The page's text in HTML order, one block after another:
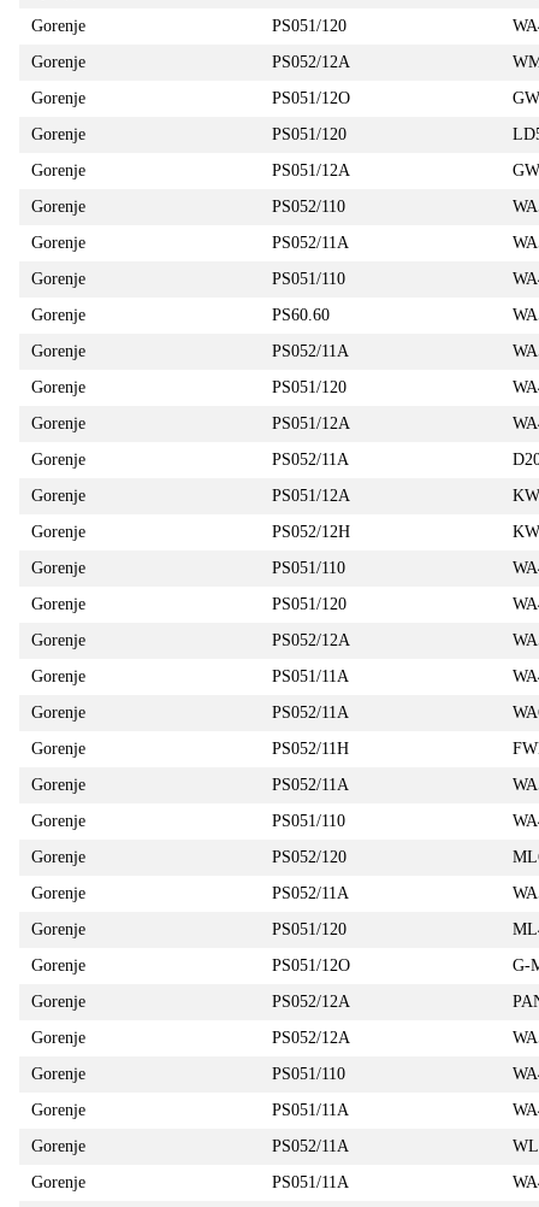
Gorenje
PS051/120
Gorenje
PS052/12A
Gorenje
PS051/12O
Gorenje
PS051/120
Gorenje
PS051/12A
Gorenje
PS052/110
Gorenje
PS052/11A
Gorenje
PS051/110
Gorenje
PS60.60
Gorenje
PS052/11A
Gorenje
PS051/120
Gorenje
PS051/12A
Gorenje
PS052/11A
Gorenje
PS051/12A
Gorenje
PS052/12H
Gorenje
PS051/110
Gorenje
PS051/120
Gorenje
PS052/12A
Gorenje
PS051/11A
Gorenje
PS052/11A
Gorenje
PS052/11H
Gorenje
PS052/11A
Gorenje
PS051/110
Gorenje
PS052/120
Gorenje
PS052/11A
Gorenje
PS051/120
Gorenje
PS051/12O
G-
Gorenje
PS052/12A
Gorenje
PS052/12A
Gorenje
PS051/110
Gorenje
PS051/11A
Gorenje
PS052/11A
Gorenje
PS051/11A